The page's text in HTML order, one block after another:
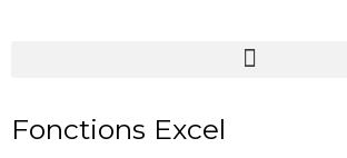
Fonctions Excel